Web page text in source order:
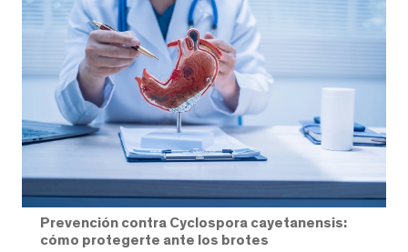
Prevención contra Cyclospora cayetanensis:
cómo protegerte ante los brotes